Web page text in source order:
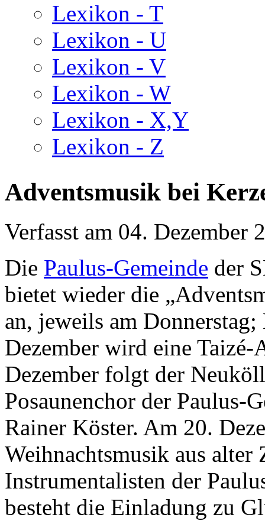
Lexikon - T
Lexikon - U
Lexikon - V
Lexikon - W
Lexikon - X,Y
Lexikon - Z
Adventsmusik bei
Verfasst am 04. Dezember
Die Paulus-Gemeinde der
bietet wieder die
an, jeweils am
Dezember wird eine
Dezember folgt der
Posaunenchor der Paulus-
Rainer Köster. Am 20.
Weihnachtsmusik aus
Instrumentalisten der
besteht die Einladung zu